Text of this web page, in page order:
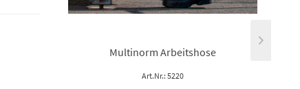
Multinorm Arbeitshose
Art.Nr.: 5220